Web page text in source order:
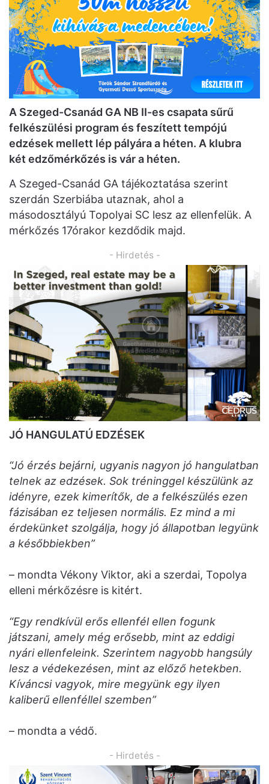
A Szeged-Csanád GA NB II-es csapata sűrű
felkészülési program és feszített tempójú
edzések mellett lép pályára a héten. A klubra
két edzőmérkőzés is vár a héten.
A Szeged-Csanád GA tájékoztatása szerint
szerdán Szerbiába utaznak, ahol a
másodosztályú Topolyai SC lesz az ellenfelük. A
mérkőzés 17órakor kezdődik majd.
- Hirdetés -
JÓ HANGULATÚ EDZÉSEK
“Jó érzés bejárni, ugyanis nagyon jó hangulatban
telnek az edzések. Sok tréninggel készülünk az
idényre, ezek kimerítők, de a felkészülés ezen
fázisában ez teljesen normális. Ez mind a mi
érdekünket szolgálja, hogy jó állapotban legyünk
a későbbiekben”
– mondta Vékony Viktor, aki a szerdai, Topolya
elleni mérkőzésre is kitért.
“Egy rendkívül erős ellenfél ellen fogunk
játszani, amely még erősebb, mint az eddigi
nyári ellenfeleink. Szerintem nagyobb hangsúly
lesz a védekezésen, mint az előző hetekben.
Kíváncsi vagyok, mire megyünk egy ilyen
kaliberű ellenféllel szemben”
– mondta a védő.
- Hirdetés -